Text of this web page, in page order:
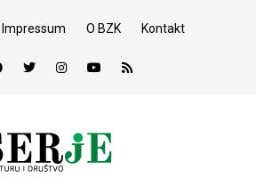
Impressum O BZK Kontakt